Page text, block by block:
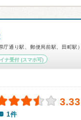
庁通り駅、郵便局前駅、田町駅）
ナ受付(スマホ可)
3.33
1件